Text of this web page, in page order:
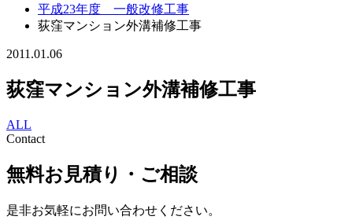
平成23年度 一般改修工事
荻窪マンション外溝補修工事
2011.01.06
荻窪マンション外溝補修工事
ALL
Contact
無料お見積り・ご相談
是非お気軽にお問い合わせください。